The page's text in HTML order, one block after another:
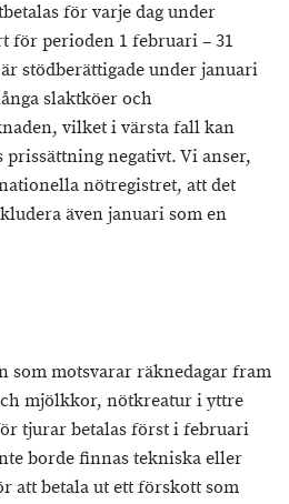
för varje dag under
för perioden 1 februari – 31
stödberättigade under januari
slaktköer och
vilket i värsta fall kan
negativt. Vi anser,
nötregistret, att det
även januari som en
som motsvarar räknedagar fram
mjölkkor, nötkreatur i yttre
tjurar betalas först i februari
borde finnas tekniska eller
att betala ut ett förskott som